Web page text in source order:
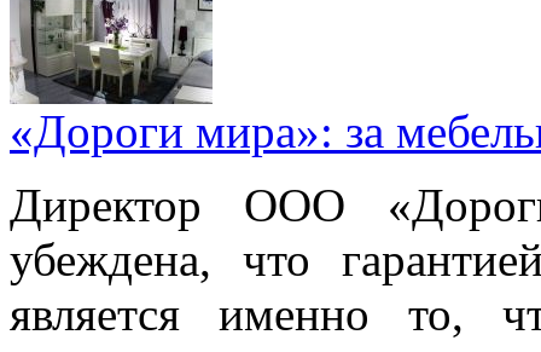
«Дороги мира»: за
Директор ООО
убеждена, что
является именно то,